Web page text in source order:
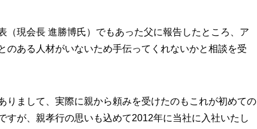
（現会長 進勝博氏）でもあった父に報告したところ、ア
のある人材がいないため手伝ってくれないかと相談を受
りまして、実際に親から頼みを受けたのもこれが初めての
すが、親孝行の思いも込めて2012年に当社に入社いたし